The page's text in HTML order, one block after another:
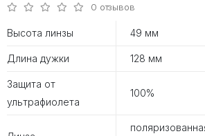
0 отзывов
Высота линзы 49 мм
Длина дужки 128 мм
Защита от
ультрафиолета
100%